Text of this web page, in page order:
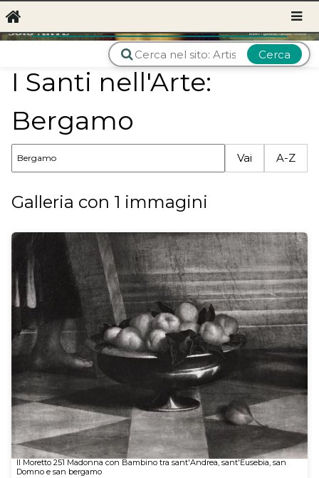
Cerca
I Santi nell'Arte:
Bergamo
Vai A-Z
Galleria con 1 immagini
Il Moretto 251 Madonna con Bambino tra sant'Andrea, sant'Eusebia, san
Domno e san bergamo